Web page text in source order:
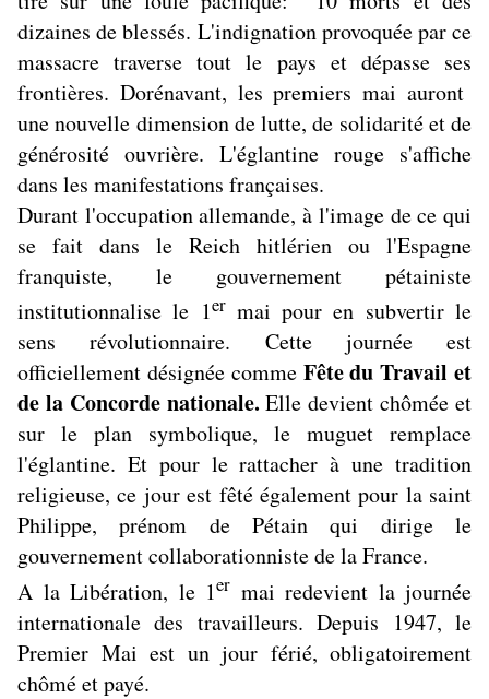
dizaines de blessés. L'indignation provoquée par ce
massacre traverse tout le pays et dépasse ses
frontières. Dorénavant, les premiers mai auront
une nouvelle dimension de lutte, de solidarité et de
générosité ouvrière. L'églantine rouge s'affiche
dans les manifestations françaises.
Durant l'occupation allemande, à l'image de ce qui
se fait dans le Reich hitlérien ou l'Espagne
franquiste, le gouvernement pétainiste
institutionnalise le 1ermai pour en subvertir le
sens révolutionnaire. Cette journée est
officiellement désignée comme Fête du Travail et
de la Concorde nationale. Elle devient chômée et
sur le plan symbolique, le muguet remplace
l'églantine. Et pour le rattacher à une tradition
religieuse, ce jour est fêté également pour la saint
Philippe, prénom de Pétain qui dirige le
gouvernement collaborationniste de la France.
A la Libération, le 1er mai redevient la journée
internationale des travailleurs. Depuis 1947, le
Premier Mai est un jour férié, obligatoirement
chômé et payé.